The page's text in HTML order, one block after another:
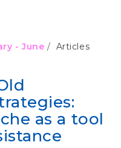
- June
Articles
as a tool